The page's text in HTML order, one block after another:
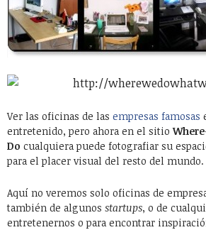
Ver las oficinas de las empresas famosas
entretenido, pero ahora en el sitio
Do cualquiera puede fotografiar su
para el placer visual del resto del mundo.
Aquí no veremos solo oficinas de
también de algunos startups, o de
entretenernos o para encontrar